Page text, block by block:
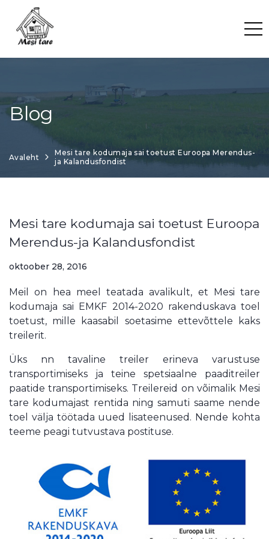
content
Blog
Avaleht
Mesi tare kodumaja sai toetust Euroopa Merendus-
ja Kalandusfondist
Mesi tare kodumaja sai toetust Euroopa
Merendus-ja Kalandusfondist
oktoober 28, 2016
Meil on hea meel teatada avalikult, et Mesi tare
kodumaja sai EMKF 2014-2020 rakenduskava toel
toetust, mille kaasabil soetasime ettevõttele kaks
treilerit.
Üks nn tavaline treiler erineva varustuse
transportimiseks ja teine spetsiaalne paaditreiler
paatide transportimiseks. Treilereid on võimalik Mesi
tare kodumajast rentida ning samuti saame nende
toel välja töötada uued lisateenused. Nende kohta
teeme peagi tutvustava postituse.